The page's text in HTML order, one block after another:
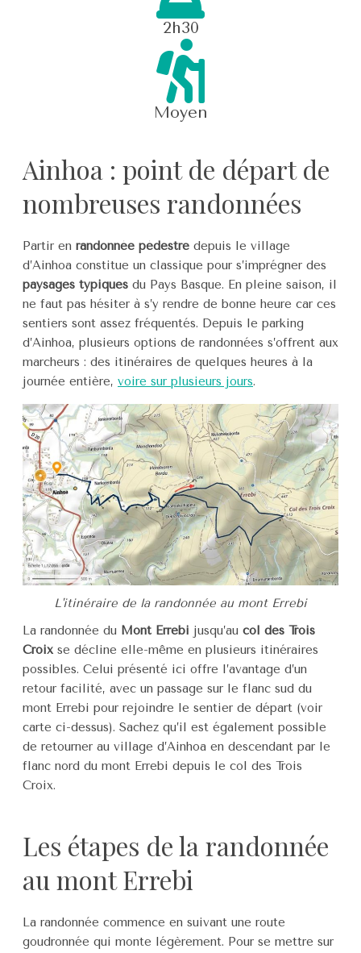
2h30
Moyen
Ainhoa : point de départ de
nombreuses randonnées
Partir en randonnée pédestre depuis le village
d’Ainhoa constitue un classique pour s’imprégner des
paysages typiques du Pays Basque. En pleine saison, il
ne faut pas hésiter à s’y rendre de bonne heure car ces
sentiers sont assez fréquentés. Depuis le parking
d’Ainhoa, plusieurs options de randonnées s’offrent aux
marcheurs : des itinéraires de quelques heures à la
journée entière, voire sur plusieurs jours.
L'itinéraire de la randonnée au mont Errebi
La randonnée du Mont Errebi jusqu’au col des Trois
Croix se décline elle-même en plusieurs itinéraires
possibles. Celui présenté ici offre l’avantage d’un
retour facilité, avec un passage sur le flanc sud du
mont Errebi pour rejoindre le sentier de départ (voir
carte ci-dessus). Sachez qu’il est également possible
de retourner au village d’Ainhoa en descendant par le
flanc nord du mont Errebi depuis le col des Trois
Croix.
Les étapes de la randonnée
au mont Errebi
La randonnée commence en suivant une route
goudronnée qui monte légèrement. Pour se mettre sur